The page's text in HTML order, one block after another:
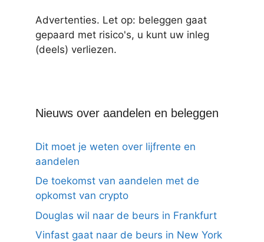
Advertenties. Let op: beleggen gaat
gepaard met risico's, u kunt uw inleg
(deels) verliezen.
Nieuws over aandelen en beleggen
Dit moet je weten over lijfrente en
aandelen
De toekomst van aandelen met de
opkomst van crypto
Douglas wil naar de beurs in Frankfurt
Vinfast gaat naar de beurs in New York